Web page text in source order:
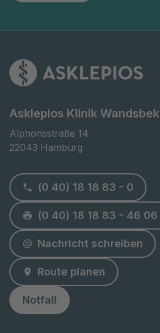
Asklepios Klinik Wandsbek
Alphonsstraße 14
22043 Hamburg
(0 40) 18 18 83 - 0
(0 40) 18 18 83 - 46 06
Nachricht schreiben
Route planen
Notfall